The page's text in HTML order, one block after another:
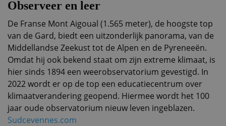
Observeer en leer
De Franse Mont Aigoual (1.565 meter), de hoogste top
van de Gard, biedt een uitzonderlijk panorama, van de
Middellandse Zeekust tot de Alpen en de Pyreneeën.
Omdat hij ook bekend staat om zijn extreme klimaat, is
hier sinds 1894 een weerobservatorium gevestigd. In
2022 wordt er op de top een educatiecentrum over
klimaatverandering geopend. Hiermee wordt het 100
jaar oude observatorium nieuw leven ingeblazen.
Sudcevennes.com